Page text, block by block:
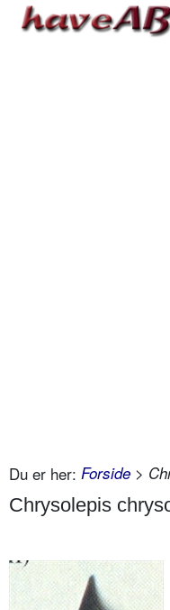
Du er her: Forside >
Chrysolepis